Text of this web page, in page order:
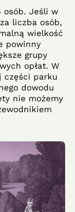
osób. Jeśli w
liczba osób,
wielkość
powinny
grupy
opłat. W
części parku
dowodu
nie możemy